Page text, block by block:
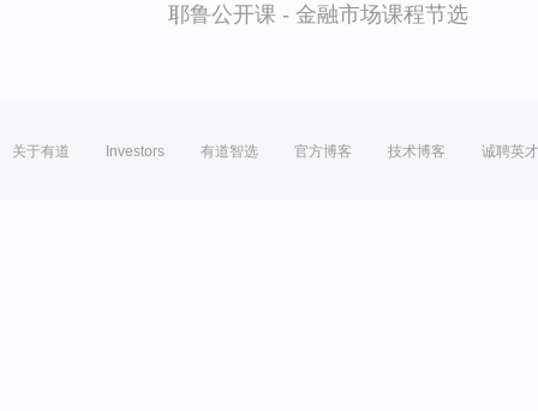
耶鲁公开课 - 金融市场课程节选
关于有道 Investors 有道智选 官方博客 技术博客 诚聘英才